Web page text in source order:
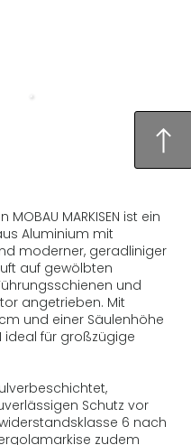
MARKISEN ist ein
Aluminium mit
moderner, geradliniger
auf gewölbten
und
angetrieben. Mit
und einer Säulenhöhe
ideal für großzügige
Schutz vor
6 nach
zudem